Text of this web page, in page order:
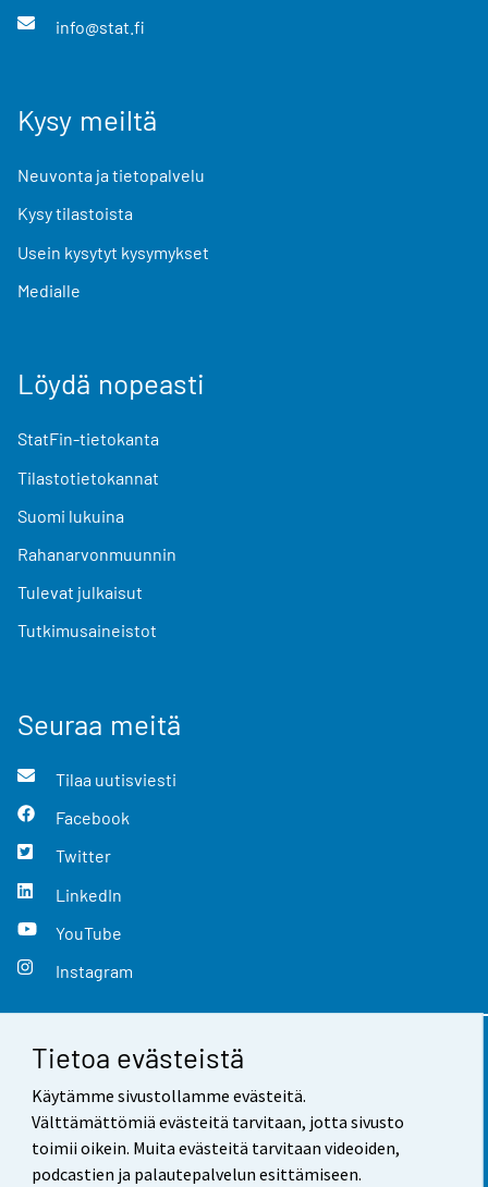
Tietoa evästeistä
Käytämme sivustollamme evästeitä.
Välttämättömiä evästeitä tarvitaan, jotta sivusto
toimii oikein. Muita evästeitä tarvitaan videoiden,
podcastien ja palautepalvelun esittämiseen.
info@stat.fi
Kysy meiltä
Neuvonta ja tietopalvelu
Kysy tilastoista
Usein kysytyt kysymykset
Medialle
Löydä nopeasti
StatFin-tietokanta
Tilastotietokannat
Suomi lukuina
Rahanarvonmuunnin
Tulevat julkaisut
Tutkimusaineistot
Seuraa meitä
Tilaa uutisviesti
Facebook
Twitter
LinkedIn
YouTube
Instagram
Yhteystiedot
Palaute
Käyttöehdot